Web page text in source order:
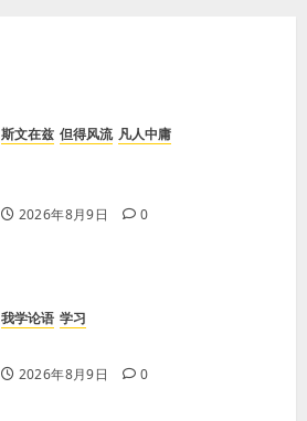
斯文在兹 但得风流 凡人中庸
2026年8月9日 0
我学论语 学习
2026年8月9日 0